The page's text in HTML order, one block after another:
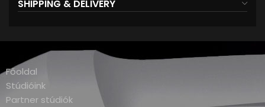
SHIPPING & DELIVERY
Főoldal
Stúdióink
Partner stúdiók